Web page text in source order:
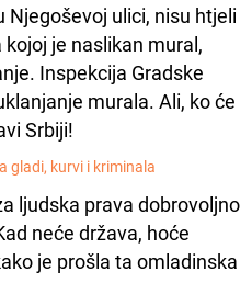
Njegoševoj ulici, nisu htjeli
je naslikan mural,
Inspekcija Gradske
murala. Ali, ko će
Srbiji!
gladi, kurvi i kriminala
ljudska prava dobrovoljno
neće država, hoće
je prošla ta omladinska